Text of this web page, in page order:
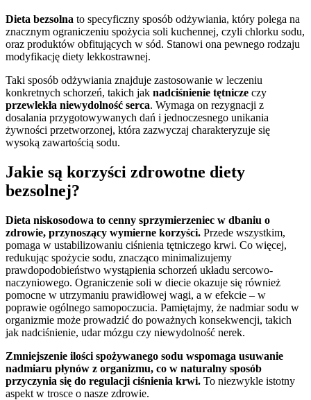
Dieta bezsolna to specyficzny sposób odżywiania, który polega na
znacznym ograniczeniu spożycia soli kuchennej, czyli chlorku sodu,
oraz produktów obfitujących w sód. Stanowi ona pewnego rodzaju
modyfikację diety lekkostrawnej.
Taki sposób odżywiania znajduje zastosowanie w leczeniu
konkretnych schorzeń, takich jak nadciśnienie tętnicze czy
przewlekła niewydolność serca. Wymaga on rezygnacji z
dosalania przygotowywanych dań i jednoczesnego unikania
żywności przetworzonej, która zazwyczaj charakteryzuje się
wysoką zawartością sodu.
Jakie są korzyści zdrowotne diety
bezsolnej?
Dieta niskosodowa to cenny sprzymierzeniec w dbaniu o
zdrowie, przynoszący wymierne korzyści. Przede wszystkim,
pomaga w ustabilizowaniu ciśnienia tętniczego krwi. Co więcej,
redukując spożycie sodu, znacząco minimalizujemy
prawdopodobieństwo wystąpienia schorzeń układu sercowo-
naczyniowego. Ograniczenie soli w diecie okazuje się również
pomocne w utrzymaniu prawidłowej wagi, a w efekcie – w
poprawie ogólnego samopoczucia. Pamiętajmy, że nadmiar sodu w
organizmie może prowadzić do poważnych konsekwencji, takich
jak nadciśnienie, udar mózgu czy niewydolność nerek.
Zmniejszenie ilości spożywanego sodu wspomaga usuwanie
nadmiaru płynów z organizmu, co w naturalny sposób
przyczynia się do regulacji ciśnienia krwi. To niezwykle istotny
aspekt w trosce o nasze zdrowie.